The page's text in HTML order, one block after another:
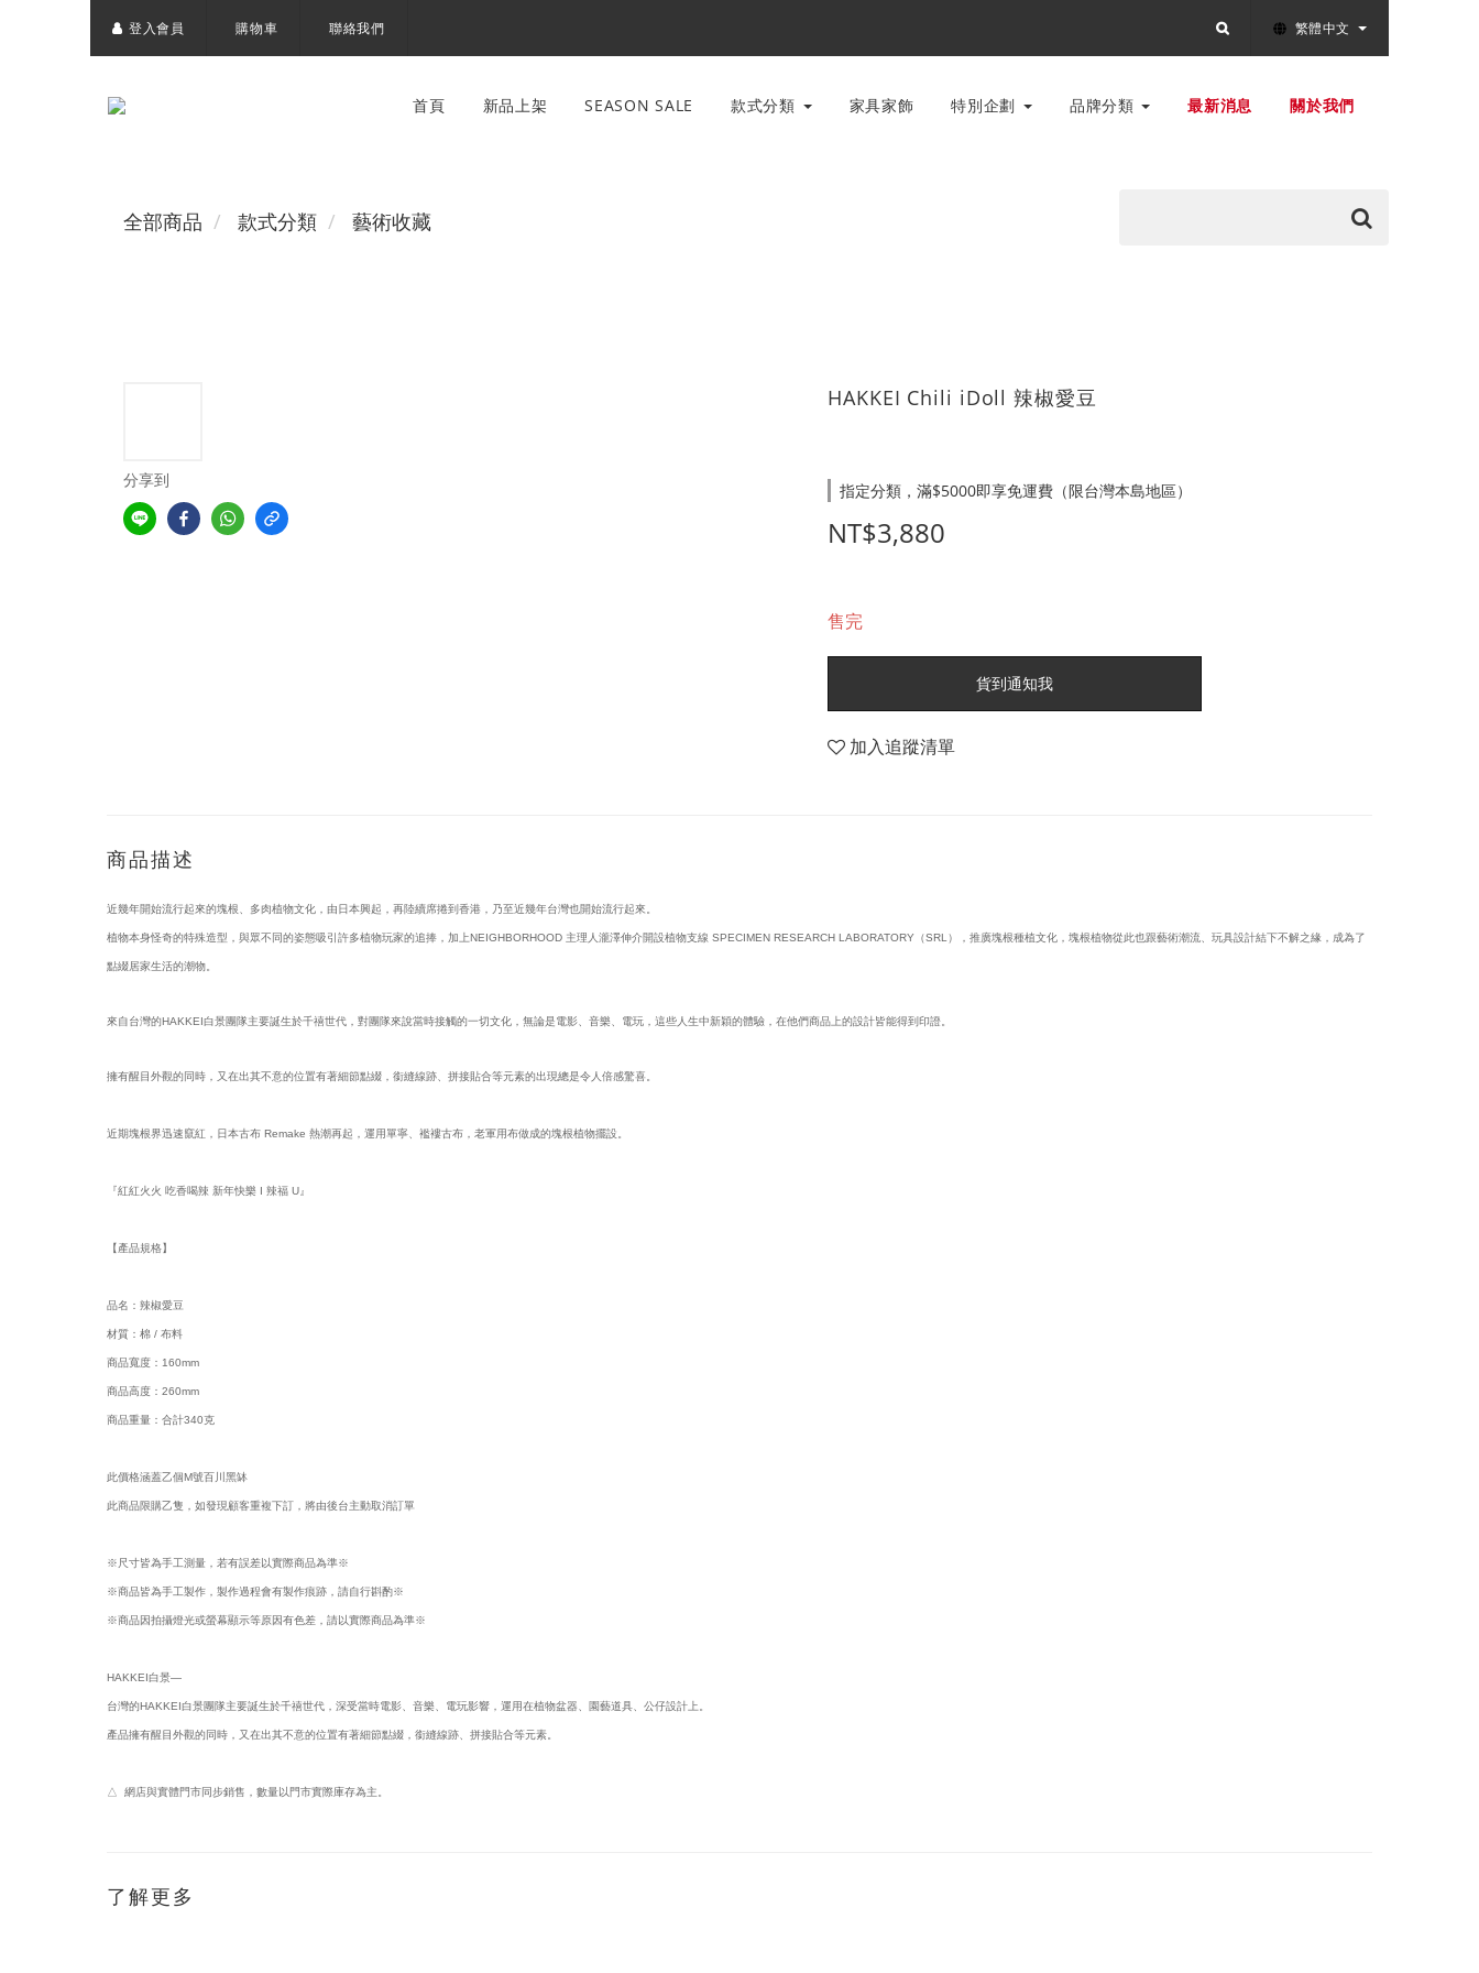
登入會員 購物車 聯絡我們 繁體中文
首頁 新品上架 SEASON SALE 款式分類 家具家飾 特別企劃 品牌分類 最新消息 關於我們
全部商品 款式分類 藝術收藏
分享到
HAKKEI Chili iDoll 辣椒愛豆
指定分類，滿$5000即享免運費（限台灣本島地區）
NT$3,880
售完
貨到通知我
加入追蹤清單
商品描述
近幾年開始流行起來的塊根、多肉植物文化，由日本興起，再陸續席捲到香港，乃至近幾年台灣也開始流行起來。
植物本身怪奇的特殊造型，與眾不同的姿態吸引許多植物玩家的追捧，加上NEIGHBORHOOD 主理人瀧澤伸介開設植物支線 SPECIMEN RESEARCH LABORATORY（SRL），推廣塊根種植文化，塊根植物從此也跟藝術潮流、玩具設計結下不解之緣，成為了
點綴居家生活的潮物。
來自台灣的HAKKEI白景團隊主要誕生於千禧世代，對團隊來說當時接觸的一切文化，無論是電影、音樂、電玩，這些人生中新穎的體驗，在他們商品上的設計皆能得到印證。
擁有醒目外觀的同時，又在出其不意的位置有著細節點綴，銜縫線跡、拼接貼合等元素的出現總是令人倍感驚喜。
近期塊根界迅速竄紅，日本古布 Remake 熱潮再起，運用單寧、襤褸古布，老軍用布做成的塊根植物擺設。
『紅紅火火 吃香喝辣 新年快樂 I 辣福 U』
【產品規格】
品名：辣椒愛豆
材質：棉 / 布料
商品寬度：160mm
商品高度：260mm
商品重量：合計340克
此價格涵蓋乙個M號百川黑缽
此商品限購乙隻，如發現顧客重複下訂，將由後台主動取消訂單
※尺寸皆為手工測量，若有誤差以實際商品為準※
※商品皆為手工製作，製作過程會有製作痕跡，請自行斟酌※
※商品因拍攝燈光或螢幕顯示等原因有色差，請以實際商品為準※
HAKKEI白景—
台灣的HAKKEI白景團隊主要誕生於千禧世代，深受當時電影、音樂、電玩影響，運用在植物盆器、園藝道具、公仔設計上。
產品擁有醒目外觀的同時，又在出其不意的位置有著細節點綴，銜縫線跡、拼接貼合等元素。
△ 網店與實體門市同步銷售，數量以門市實際庫存為主。
了解更多